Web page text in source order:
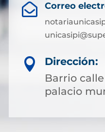
 Correo

Dirección:
Barrio
palacio